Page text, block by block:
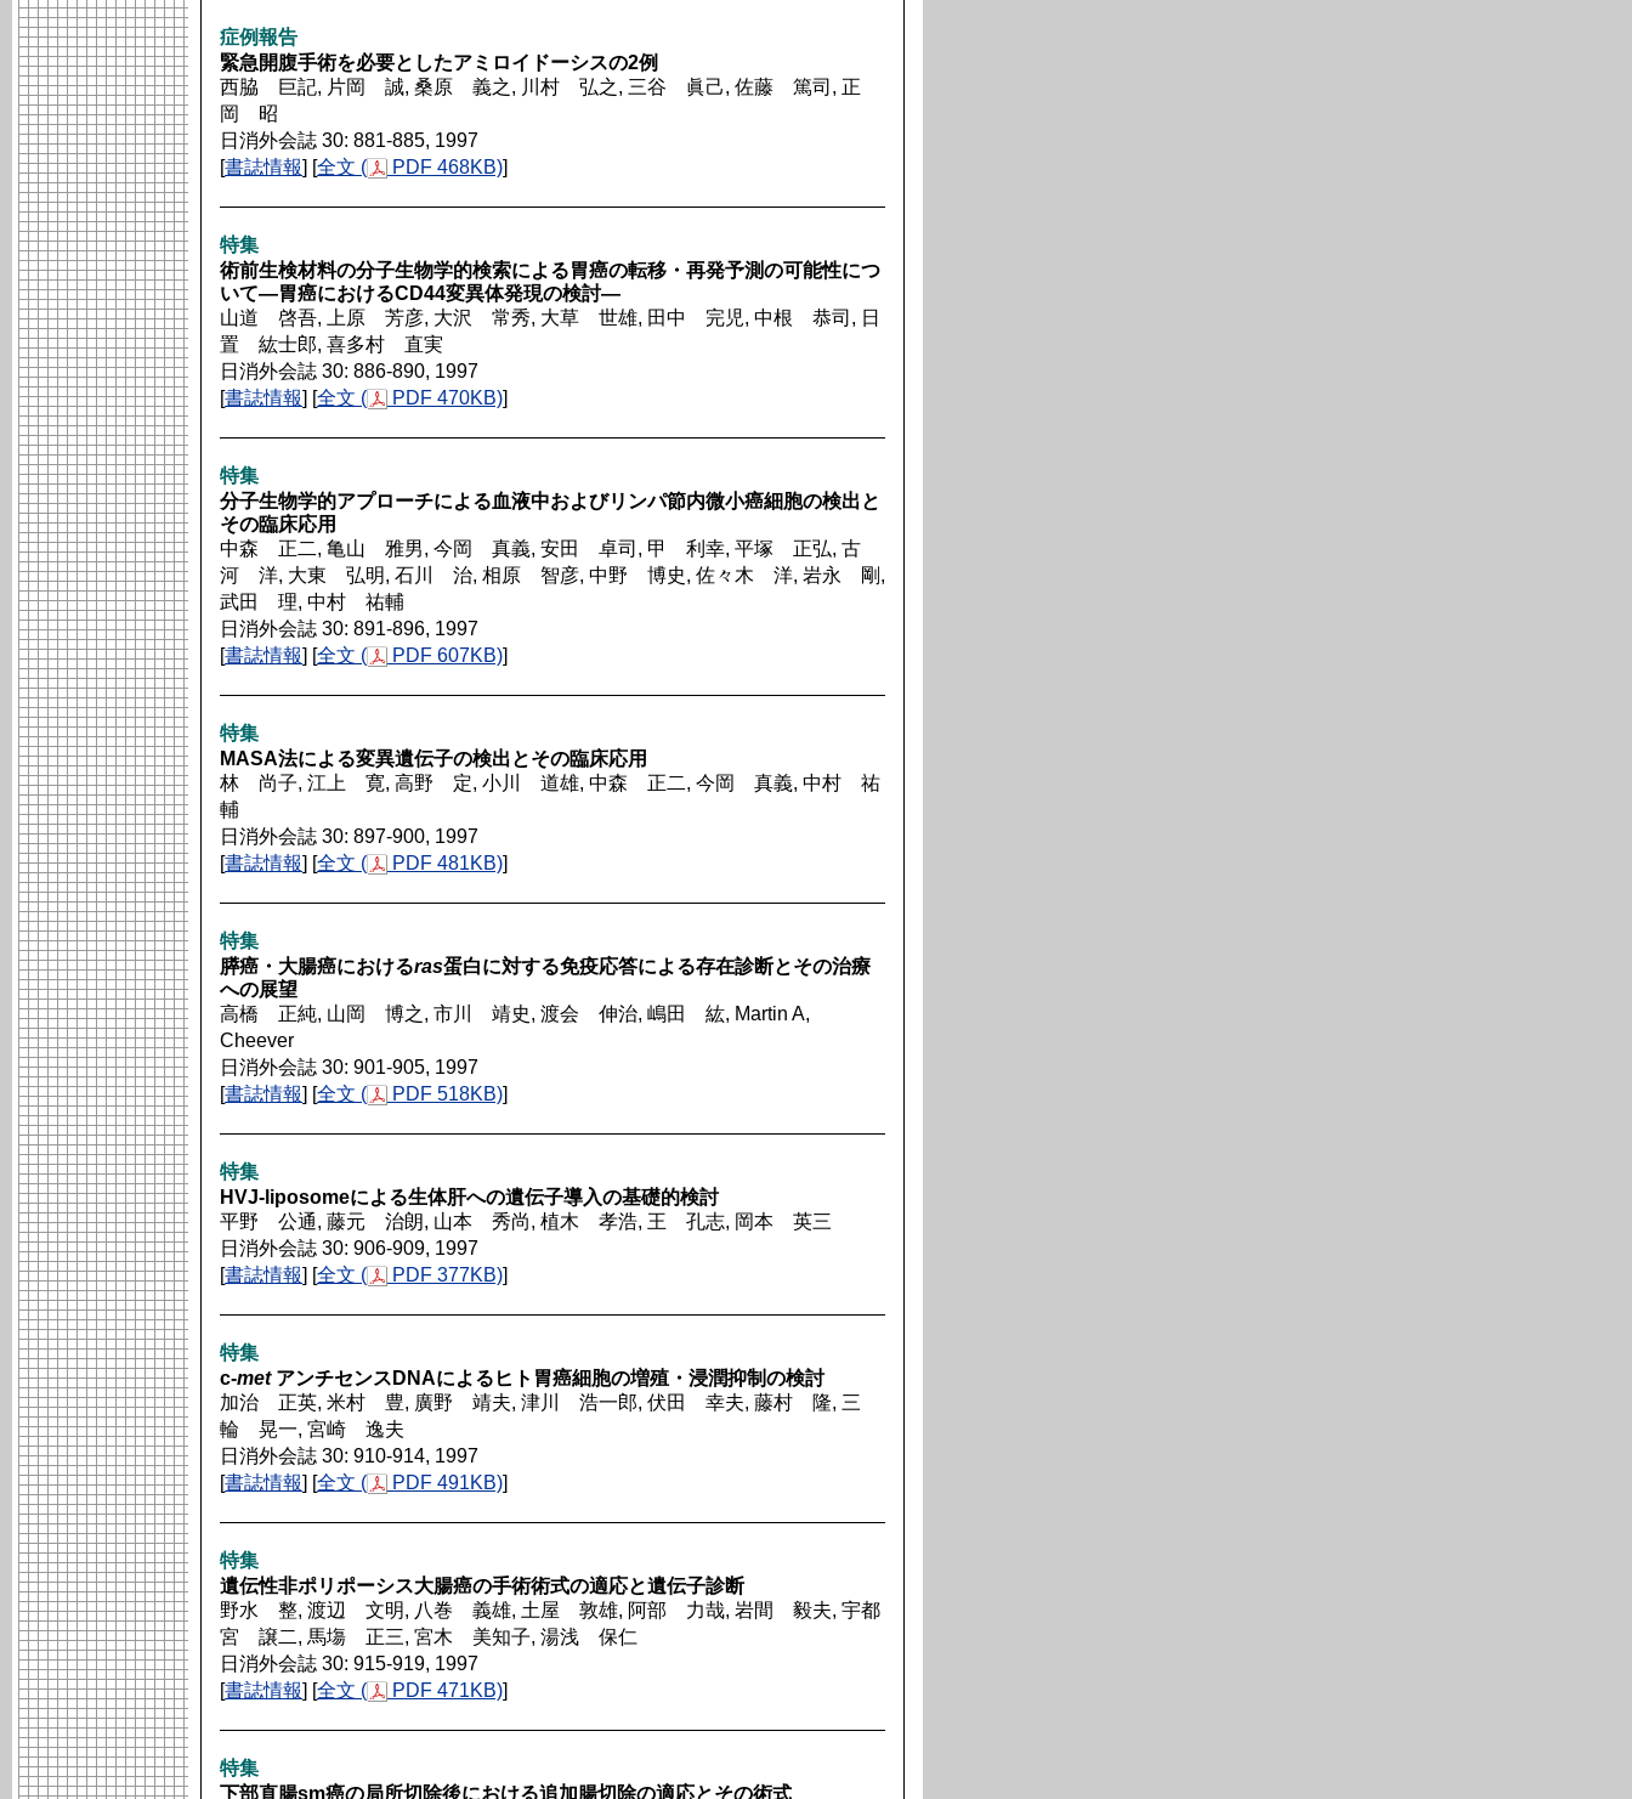
症例報告
緊急開腹手術を必要としたアミロイドーシスの2例
西脇 巨記, 片岡 誠, 桑原 義之, 川村 弘之, 三谷 眞己, 佐藤 篤司, 正
岡 昭
日消外会誌 30: 881-885, 1997
[書誌情報] [全文 ( PDF 468KB)]
特集
術前生検材料の分子生物学的検索による胃癌の転移・再発予測の可能性につ
いて―胃癌におけるCD44変異体発現の検討―
山道 啓吾, 上原 芳彦, 大沢 常秀, 大草 世雄, 田中 完児, 中根 恭司, 日
置 紘士郎, 喜多村 直実
日消外会誌 30: 886-890, 1997
[書誌情報] [全文 ( PDF 470KB)]
特集
分子生物学的アプローチによる血液中およびリンパ節内微小癌細胞の検出と
その臨床応用
中森 正二, 亀山 雅男, 今岡 真義, 安田 卓司, 甲 利幸, 平塚 正弘, 古
河 洋, 大東 弘明, 石川 治, 相原 智彦, 中野 博史, 佐々木 洋, 岩永 剛,
武田 理, 中村 祐輔
日消外会誌 30: 891-896, 1997
[書誌情報] [全文 ( PDF 607KB)]
特集
MASA法による変異遺伝子の検出とその臨床応用
林 尚子, 江上 寛, 高野 定, 小川 道雄, 中森 正二, 今岡 真義, 中村 祐
輔
日消外会誌 30: 897-900, 1997
[書誌情報] [全文 ( PDF 481KB)]
特集
膵癌・大腸癌におけるras蛋白に対する免疫応答による存在診断とその治療
への展望
高橋 正純, 山岡 博之, 市川 靖史, 渡会 伸治, 嶋田 紘, Martin A,
Cheever
日消外会誌 30: 901-905, 1997
[書誌情報] [全文 ( PDF 518KB)]
特集
HVJ‐liposomeによる生体肝への遺伝子導入の基礎的検討
平野 公通, 藤元 治朗, 山本 秀尚, 植木 孝浩, 王 孔志, 岡本 英三
日消外会誌 30: 906-909, 1997
[書誌情報] [全文 ( PDF 377KB)]
特集
c-metアンチセンスDNAによるヒト胃癌細胞の増殖・浸潤抑制の検討
加治 正英, 米村 豊, 廣野 靖夫, 津川 浩一郎, 伏田 幸夫, 藤村 隆, 三
輪 晃一, 宮崎 逸夫
日消外会誌 30: 910-914, 1997
[書誌情報] [全文 ( PDF 491KB)]
特集
遺伝性非ポリポーシス大腸癌の手術術式の適応と遺伝子診断
野水 整, 渡辺 文明, 八巻 義雄, 土屋 敦雄, 阿部 力哉, 岩間 毅夫, 宇都
宮 譲二, 馬塲 正三, 宮木 美知子, 湯浅 保仁
日消外会誌 30: 915-919, 1997
[書誌情報] [全文 ( PDF 471KB)]
特集
下部直腸sm癌の局所切除後における追加腸切除の適応とその術式